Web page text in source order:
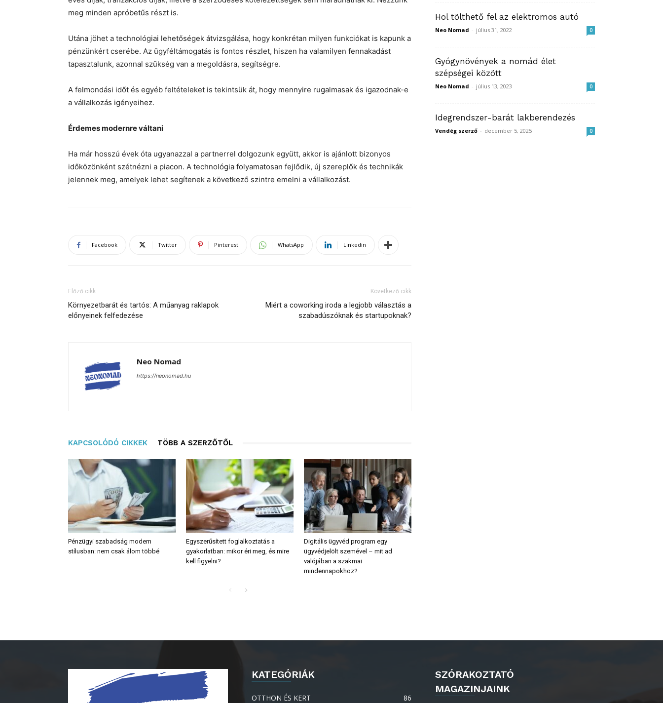
meg minden apróbetűs részt is.
Utána jöhet a technológiai lehetőségek átvizsgálása, hogy konkrétan milyen funkciókat is kapunk a
pénzünkért cserébe. Az ügyféltámogatás is fontos részlet, hiszen ha valamilyen fennakadást
tapasztalunk, azonnal szükség van a megoldásra, segítségre.
A felmondási időt és egyéb feltételeket is tekintsük át, hogy mennyire rugalmasak és igazodnak-e
a vállalkozás igényeihez.
Érdemes modernre váltani
Ha már hosszú évek óta ugyanazzal a partnerrel dolgozunk együtt, akkor is ajánlott bizonyos
időközönként szétnézni a piacon. A technológia folyamatosan fejlődik, új szereplők és technikák
jelennek meg, amelyek lehet segítenek a következő szintre emelni a vállalkozást.
Facebook Twitter Pinterest WhatsApp Linkedin
Előző cikk
Környezetbarát és tartós: A műanyag raklapok
előnyeinek felfedezése
Következő cikk
Miért a coworking iroda a legjobb választás a
szabadúszóknak és startupoknak?
Neo Nomad
https://neonomad.hu
KAPCSOLÓDÓ CIKKEK TÖBB A SZERZŐTŐL
Pénzügyi szabadság modern
stílusban: nem csak álom többé
Egyszerűsített foglalkoztatás a
gyakorlatban: mikor éri meg, és mire
kell figyelni?
Digitális ügyvéd program egy
ügyvédjelölt szemével – mit ad
valójában a szakmai
mindennapokhoz?
Hol tölthető fel az elektromos autó
Neo Nomad - július 31, 2022 0
Gyógynövények a nomád élet
szépségei között
Neo Nomad - július 13, 2023 0
Idegrendszer-barát lakberendezés
Vendég szerző - december 5, 2025 0
KATEGÓRIÁK
OTTHON ÉS KERT 86
SZÓRAKOZTATÓ
MAGAZINJAINK